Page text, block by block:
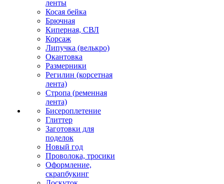
ленты
Косая бейка
Брючная
Киперная, СВЛ
Корсаж
Липучка (велькро)
Окантовка
Размерники
Регилин (корсетная
лента)
Стропа (ременная
лента)
Бисероплетение
Глиттер
Заготовки для
поделок
Новый год
Проволока, тросики
Оформление,
скрапбукинг